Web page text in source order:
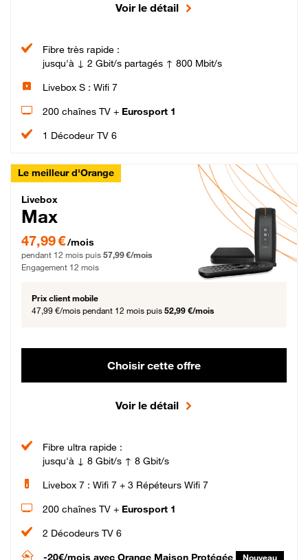
Voir le détail
Fibre très rapide :
jusqu'à ↓ 2 Gbit/s partagés ↑ 800 Mbit/s
Livebox S : Wifi 7
200 chaînes TV + Eurosport 1
1 Décodeur TV 6
Le meilleur d'Orange
Livebox Max Fibre
Livebox
Max
47,99 € par mois pendant 12 mois puis 57,99 € par mois, Engagement 12 mois
47,99 €/mois
pendant 12 mois puis 57,99 €/mois
Engagement 12 mois
Prix client mobile
47,99 €/mois pendant 12 mois puis 52,99 €/mois
Choisir cette offre
Voir le détail
Fibre ultra rapide :
jusqu'à ↓ 8 Gbit/s ↑ 8 Gbit/s
Livebox 7 : Wifi 7 + 3 Répéteurs Wifi 7
200 chaînes TV + Eurosport 1
2 Décodeurs TV 6
-20€/mois avec Orange Maison Protégée Nouveau